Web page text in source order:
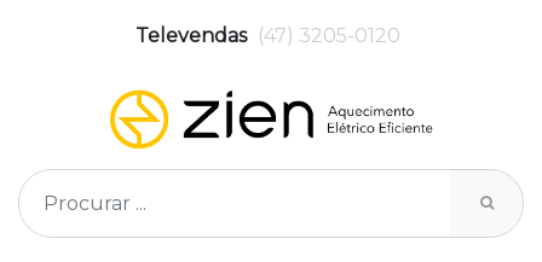
Televendas (47) 3205-0120